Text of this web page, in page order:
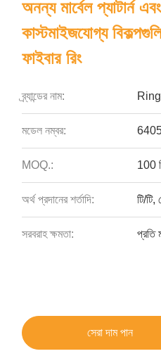
অনন্য মার্বেল প্যাটার্ন
কাস্টমাইজযোগ্য
ফাইবার রিং
ব্র্যান্ডের নাম:
মডেল নম্বর:
MOQ.: 100
অর্থ প্রদানের শর্তাদি: টি/টি,
সরবরাহ ক্ষমতা: প্রতি
সেরা দাম পান